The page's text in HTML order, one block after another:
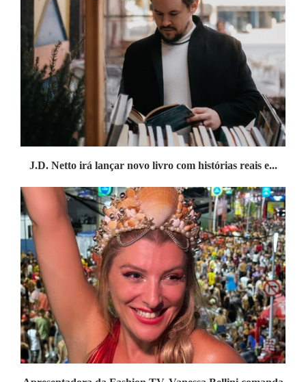
J.D. Netto irá lançar novo livro com histórias reais e...